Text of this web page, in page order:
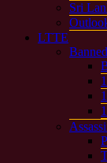
Sri
LTTE